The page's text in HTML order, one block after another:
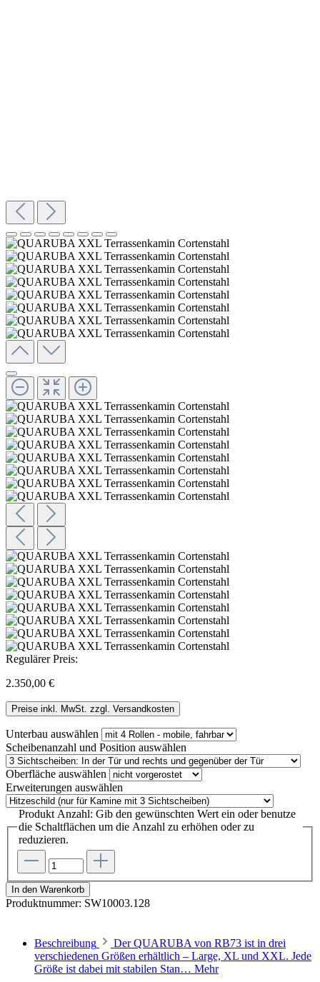
Regulärer Preis:
2.350,00 €
Preise inkl. MwSt. zzgl. Versandkosten
Unterbau auswählen
Scheibenanzahl und Position auswählen
Oberfläche auswählen
Erweiterungen auswählen
Produkt Anzahl: Gib den gewünschten Wert ein oder benutze
die Schaltflächen um die Anzahl zu erhöhen oder zu
reduzieren.
In den Warenkorb
Produktnummer: SW10003.128
Beschreibung
Der QUARUBA von RB73 ist in drei
verschiedenen Größen erhältlich – Large, XL und XXL. Jede
Größe ist dabei mit stabilen Stan… Mehr